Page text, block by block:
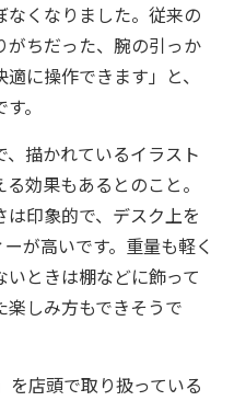
なくなりました。従来の
がちだった、腕の引っか
に操作できます」と、
。
描かれているイラスト
効果もあるとのこと。
印象的で、デスク上を
が高いです。重量も軽く
ときは棚などに飾って
しみ方もできそうで
を店頭で取り扱っている